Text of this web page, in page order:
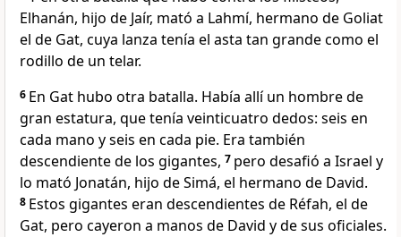
Elhanán, hijo de Jaír, mató a Lahmí, hermano de Goliat
el de Gat, cuya lanza tenía el asta tan grande como el
rodillo de un telar.
6 En Gat hubo otra batalla. Había allí un hombre de
gran estatura, que tenía veinticuatro dedos: seis en
cada mano y seis en cada pie. Era también
descendiente de los gigantes, 7 pero desafió a Israel y
lo mató Jonatán, hijo de Simá, el hermano de David.
8 Estos gigantes eran descendientes de Réfah, el de
Gat, pero cayeron a manos de David y de sus oficiales.